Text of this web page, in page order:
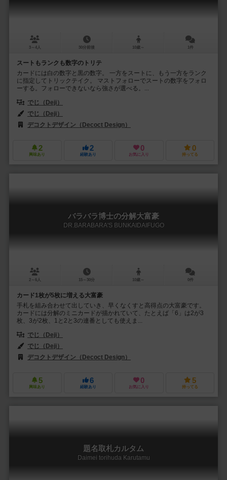
3～4人 30分前後 10歳～ 1件
スートもランクも数字のトリテ
カードには白の数字と黒の数字。 一方をスートに、もう一方をランク
に指定してトリックテイク。 マストフォローでスートの数字をフォロ
ーする。フォローできないなら強さが選べる。...
でじ（Deji）
でじ（Deji）
デコクトデザイン（Decoct Design）
2
興味あり
2
経験あり
0
お気に入り
0
持ってる
バラバラ博士の分解大富豪
DR.BARABARA'S BUNKAIDAIFUGO
2～6人 15～30分 10歳～ 0件
カード1枚が5枚に増える大富豪
手札を組み合わせて出していき、早くなくすと高得点の大富豪です。
カードには分解のミニカードが描かれていて、たとえば「6」は2が3
枚、3が2枚、1と2と3の連番としても使えま...
でじ（Deji）
でじ（Deji）
デコクトデザイン（Decoct Design）
5
興味あり
6
経験あり
0
お気に入り
5
持ってる
題名取札カルタム
Daimei torihuda Karutamu